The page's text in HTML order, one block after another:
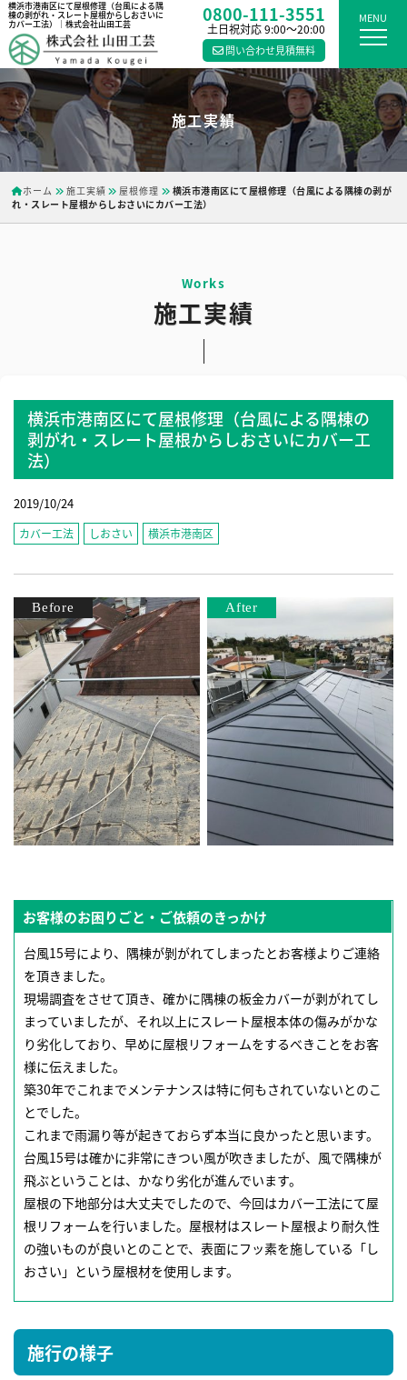
横浜市港南区にて屋根修理（台風による隅
棟の剥がれ・スレート屋根からしおさいに
カバー工法）｜株式会社山田工芸 0800-111-3551
土日祝対応 9:00〜20:00
問い合わせ見積無料
MENU
施工実績
ホーム 施工実績 屋根修理
横浜市港南区にて屋根修理（台風による隅棟の剥が
れ・スレート屋根からしおさいにカバー工法）
施工実績
横浜市港南区にて屋根修理（台風による隅棟の
剥がれ・スレート屋根からしおさいにカバー工
法）
2019/10/24
カバー工法 しおさい 横浜市港南区
お客様のお困りごと・ご依頼のきっかけ
台風15号により、隅棟が剝がれてしまったとお客様よりご連絡
を頂きました。
現場調査をさせて頂き、確かに隅棟の板金カバーが剥がれてし
まっていましたが、それ以上にスレート屋根本体の傷みがかな
り劣化しており、早めに屋根リフォームをするべきことをお客
様に伝えました。
築30年でこれまでメンテナンスは特に何もされていないとのこ
とでした。
これまで雨漏り等が起きておらず本当に良かったと思います。
台風15号は確かに非常にきつい風が吹きましたが、風で隅棟が
飛ぶということは、かなり劣化が進んでいます。
屋根の下地部分は大丈夫でしたので、今回はカバー工法にて屋
根リフォームを行いました。屋根材はスレート屋根より耐久性
の強いものが良いとのことで、表面にフッ素を施している「し
おさい」という屋根材を使用します。
施行の様子